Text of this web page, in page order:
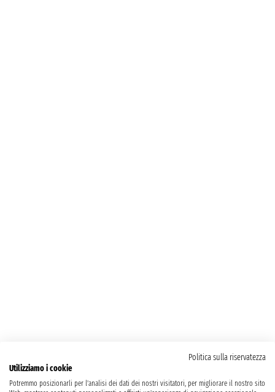
Politica sulla riservatezza
Utilizziamo i cookie
Potremmo posizionarli per l'analisi dei dati dei nostri visitatori, per migliorare il nostro sito